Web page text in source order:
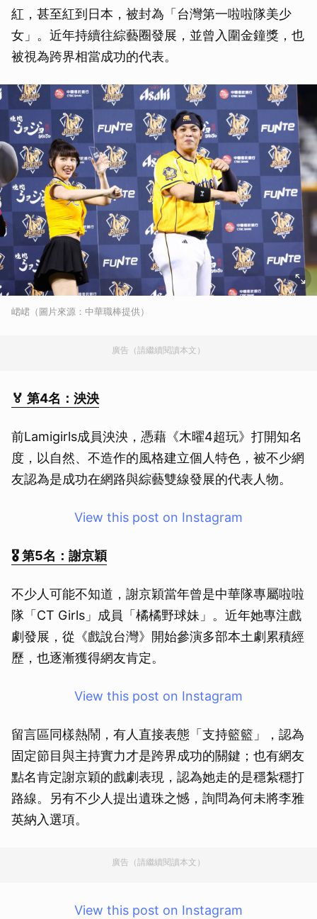
紅，甚至紅到日本，被封為「台灣第一啦啦隊美少
女」。近年持續往綜藝圈發展，並曾入圍金鐘獎，也
被視為跨界相當成功的代表。
峮峮（圖片來源：中華職棒提供）
廣告（請繼續閱讀本文）
🏅 第4名：泱泱
前Lamigirls成員泱泱，憑藉《木曜4超玩》打開知名
度，以自然、不造作的風格建立個人特色，被不少網
友認為是成功在網路與綜藝雙線發展的代表人物。
View this post on Instagram
🎖 第5名：謝京穎
不少人可能不知道，謝京穎當年曾是中華隊專屬啦啦
隊「CT Girls」成員「橘橘野球妹」。近年她專注戲
劇發展，從《戲說台灣》開始參演多部本土劇累積經
歷，也逐漸獲得網友肯定。
View this post on Instagram
留言區同樣熱鬧，有人直接表態「支持籃籃」，認為
固定節目與主持實力才是跨界成功的關鍵；也有網友
點名肯定謝京穎的戲劇表現，認為她走的是穩紮穩打
路線。另有不少人提出遺珠之憾，詢問為何未將李雅
英納入選項。
廣告（請繼續閱讀本文）
View this post on Instagram